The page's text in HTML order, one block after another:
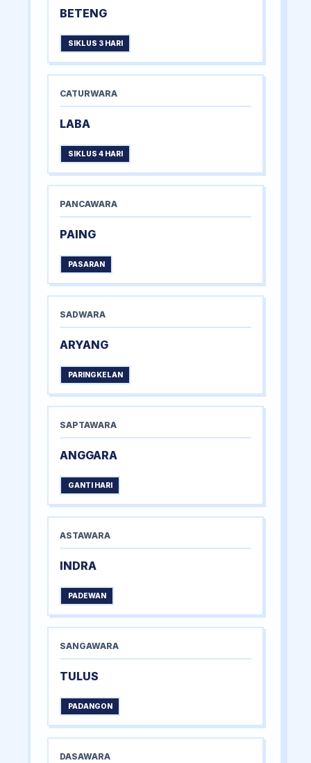
BETENG
SIKLUS 3 HARI
CATURWARA
LABA
SIKLUS 4 HARI
PANCAWARA
PAING
PASARAN
SADWARA
ARYANG
PARINGKELAN
SAPTAWARA
ANGGARA
GANTI HARI
ASTAWARA
INDRA
PADEWAN
SANGAWARA
TULUS
PADANGON
DASAWARA